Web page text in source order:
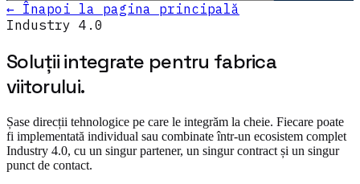
← Înapoi la pagina principală
Industry 4.0
Soluții integrate pentru fabrica
viitorului.
Șase direcții tehnologice pe care le integrăm la cheie. Fiecare poate
fi implementată individual sau combinate într-un ecosistem complet
Industry 4.0, cu un singur partener, un singur contract și un singur
punct de contact.